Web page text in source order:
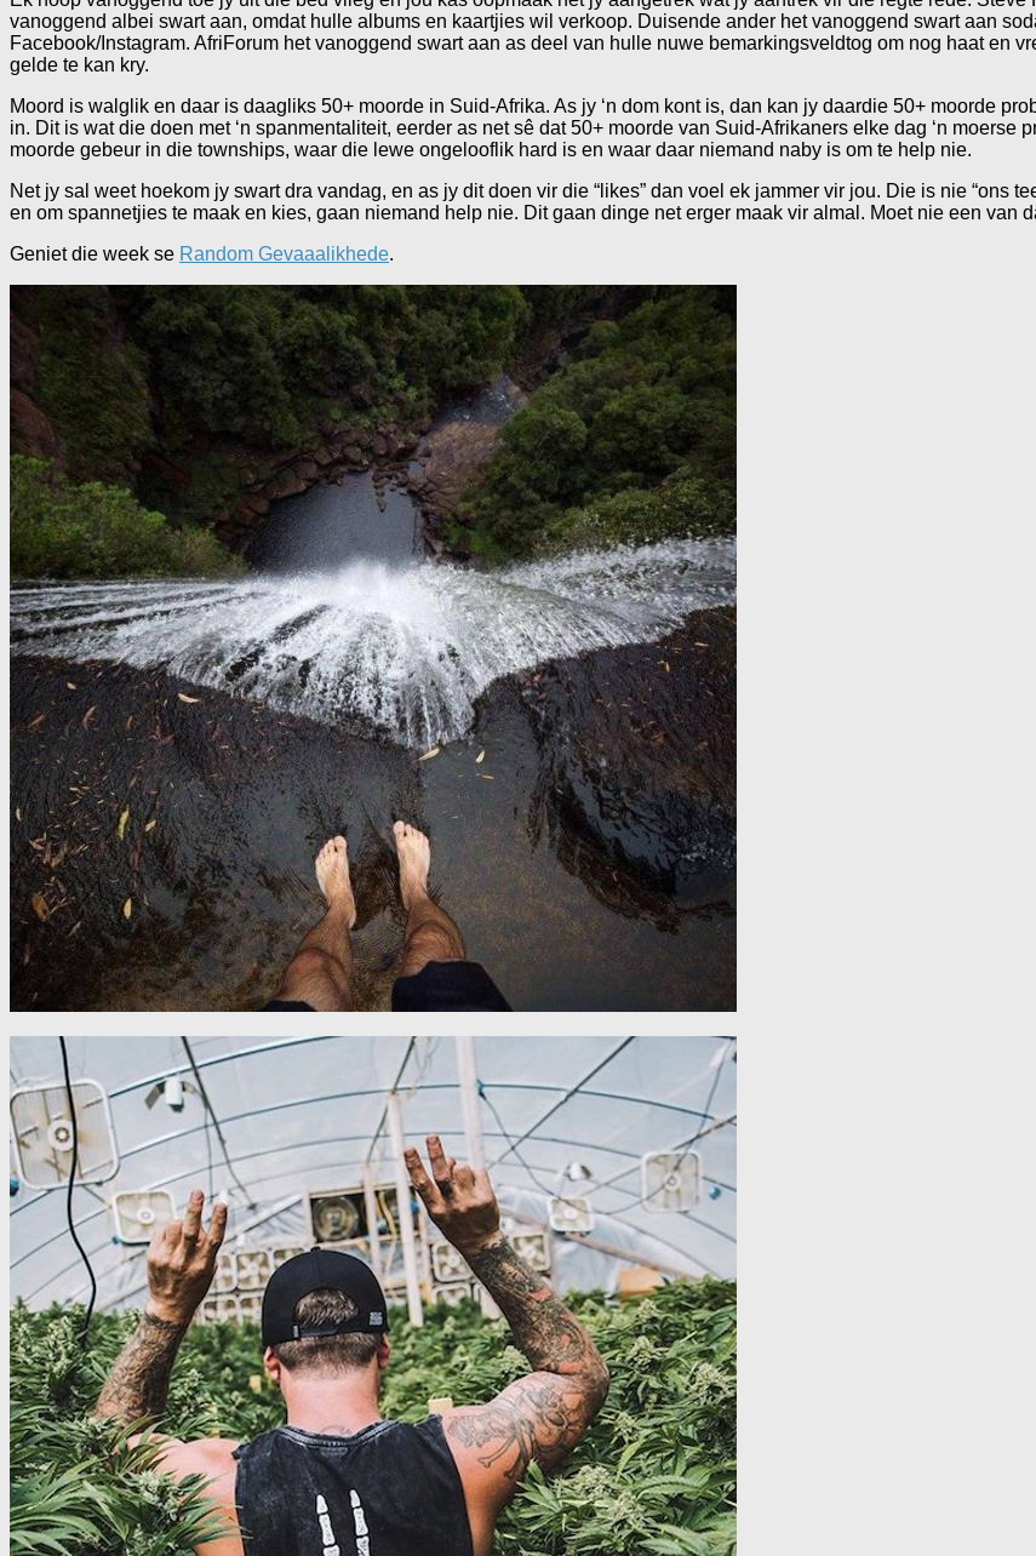
vanoggend albei swart aan, omdat hulle albums en kaartjies wil verkoop. Duisende ander het vanoggend swart aan
Facebook/Instagram. AfriForum het vanoggend swart aan as deel van hulle nuwe bemarkingsveldtog om nog haat en
gelde te kan kry.
Moord is walglik en daar is daagliks 50+ moorde in Suid-Afrika. As jy ‘n dom kont is, dan kan jy daardie 50+ moorde
in. Dit is wat die doen met ‘n spanmentaliteit, eerder as net sê dat 50+ moorde van Suid-Afrikaners elke dag ‘n moerse
moorde gebeur in die townships, waar die lewe ongelooflik hard is en waar daar niemand naby is om te help nie.
Net jy sal weet hoekom jy swart dra vandag, en as jy dit doen vir die “likes” dan voel ek jammer vir jou. Die is nie “ons
en om spannetjies te maak en kies, gaan niemand help nie. Dit gaan dinge net erger maak vir almal. Moet nie een van
Geniet die week se Random Gevaaalikhede.